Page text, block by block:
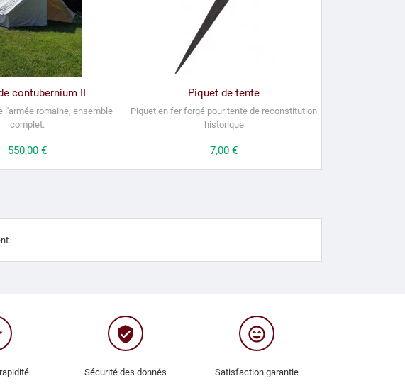
contubernium II
l'armée romaine, ensemble
complet.
Prix
550,00 €
Piquet de tente
Piquet en fer forgé pour tente de reconstitution
historique
Prix
7,00 €
verified_user
Sécurité des donnés
sentiment_very_satisfied
Satisfaction garantie